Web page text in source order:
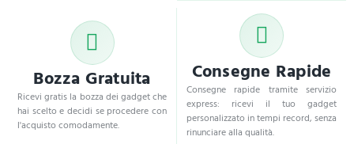
Bozza Gratuita
Ricevi gratis la bozza dei gadget che
hai scelto e decidi se procedere con
l'acquisto comodamente.
Consegne Rapide
Consegne rapide tramite servizio
express: ricevi il tuo gadget
personalizzato in tempi record, senza
rinunciare alla qualità.